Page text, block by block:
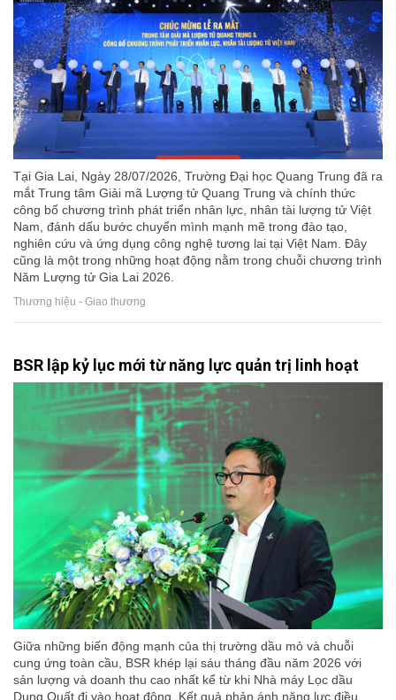
Tại Gia Lai, Ngày 28/07/2026, Trường Đại học Quang Trung đã ra
mắt Trung tâm Giải mã Lượng tử Quang Trung và chính thức
công bố chương trình phát triển nhân lực, nhân tài lượng tử Việt
Nam, đánh dấu bước chuyển mình mạnh mẽ trong đào tạo,
nghiên cứu và ứng dụng công nghệ tương lai tại Việt Nam. Đây
cũng là một trong những hoạt động nằm trong chuỗi chương trình
Năm Lượng tử Gia Lai 2026.
Thương hiệu - Giao thương
BSR lập kỷ lục mới từ năng lực quản trị linh hoạt
Giữa những biến động mạnh của thị trường dầu mỏ và chuỗi
cung ứng toàn cầu, BSR khép lại sáu tháng đầu năm 2026 với
sản lượng và doanh thu cao nhất kể từ khi Nhà máy Lọc dầu
Dung Quất đi vào hoạt động. Kết quả phản ánh năng lực điều